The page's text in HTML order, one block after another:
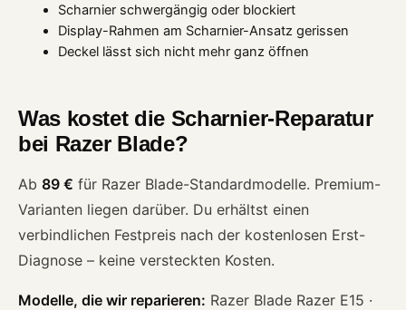
Scharnier schwergängig oder blockiert
Display-Rahmen am Scharnier-Ansatz gerissen
Deckel lässt sich nicht mehr ganz öffnen
Was kostet die Scharnier-Reparatur
bei Razer Blade?
Ab 89 € für Razer Blade-Standardmodelle. Premium-
Varianten liegen darüber. Du erhältst einen
verbindlichen Festpreis nach der kostenlosen Erst-
Diagnose – keine versteckten Kosten.
Modelle, die wir reparieren: Razer Blade Razer E15 ·